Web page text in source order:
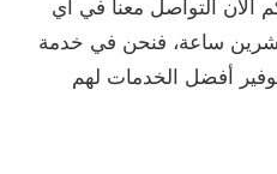
الآن التواصل معنا في أي
ساعة، فنحن في خدمة
أفضل الخدمات لهم